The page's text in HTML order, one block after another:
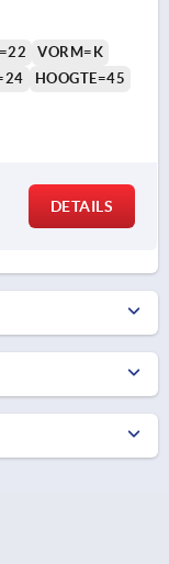
VORM=K
HOOGTE=45
DETAILS